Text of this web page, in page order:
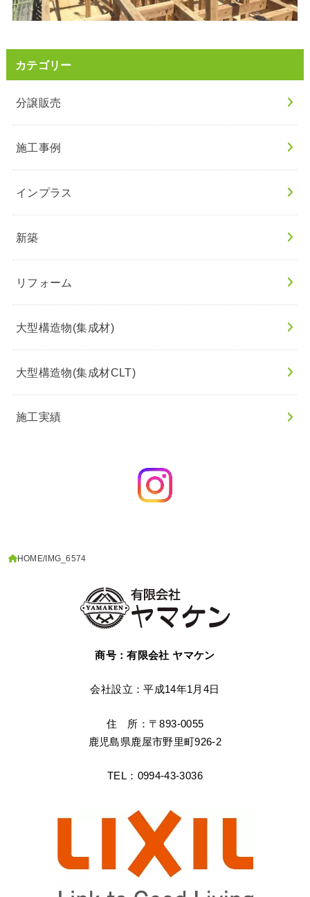
カテゴリー
分譲販売
施工事例
インプラス
新築
リフォーム
大型構造物(集成材)
大型構造物(集成材CLT)
施工実績
HOME IMG_6574
商号：有限会社 ヤマケン
会社設立：平成14年1月4日
住 所：〒893-0055
鹿児島県鹿屋市野里町926-2
TEL：0994-43-3036